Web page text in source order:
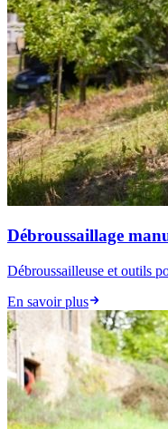
Débroussaillage
Débroussailleuse et outils
En savoir plus